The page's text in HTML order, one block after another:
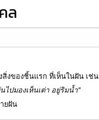
ล
งของชิ้นแรก ที่เห็นในฝัน เช่น
ปมองเห็นเต่า อยู่ริมน้ำ"
ยฝัน